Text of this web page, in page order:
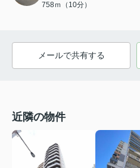
758ｍ（10分）
メールで共有する
近隣の物件